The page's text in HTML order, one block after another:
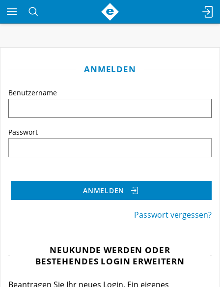
ANMELDEN
Benutzername
Passwort
ANMELDEN
Passwort vergessen?
NEUKUNDE WERDEN ODER
BESTEHENDES LOGIN ERWEITERN
Beantragen Sie Ihr neues Login. Ein eigenes